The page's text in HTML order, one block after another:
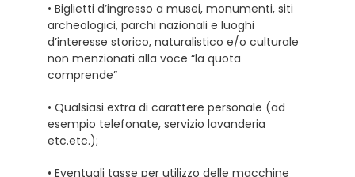
• Biglietti d’ingresso a musei, monumenti, siti
archeologici, parchi nazionali e luoghi
d’interesse storico, naturalistico e/o culturale
non menzionati alla voce “la quota
comprende”
• Qualsiasi extra di carattere personale (ad
esempio telefonate, servizio lavanderia
etc.etc.);
• Eventuali tasse per utilizzo delle macchine